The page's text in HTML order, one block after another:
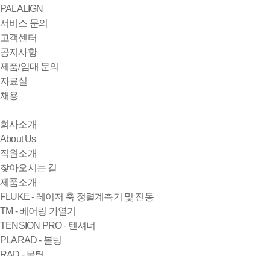
PALALIGN
서비스 문의
고객센터
공지사항
제품/임대 문의
자료실
채용
회사소개
About Us
직원소개
찾아오시는 길
제품소개
FLUKE - 레이저 축 정렬계측기 및 진동
TM - 베어링 가열기
TENSION PRO - 텐셔너
PLARAD - 볼팅